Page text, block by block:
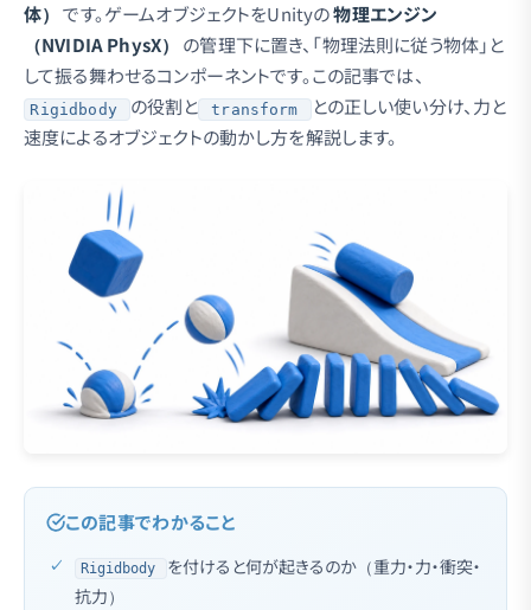
体） です。ゲームオブジェクトをUnityの物理エンジン
（NVIDIA PhysX）
の管理下に置き、「物理法則に従う物体」と
して振る舞わせるコンポーネントです。この記事では、
Rigidbody の役割と transform
との正しい使い分け、力と
速度によるオブジェクトの動かし方を解説します。
この記事でわかること
Rigidbody
を付けると何が起きるのか（重力・力・衝突・
抗力）